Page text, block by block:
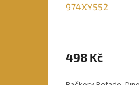
974XY552
498 Kč